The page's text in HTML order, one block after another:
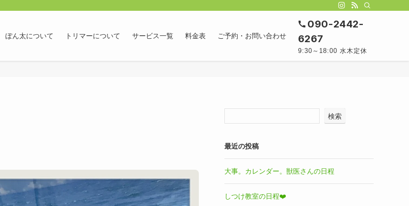
ぽん太について トリマーについて サービス一覧 料金表 ご予約・お問い合わせ
090-2442-
6267
9:30～18:00 水木定休
検索
最近の投稿
大事。カレンダー。獣医さんの日程
しつけ教室の日程❤️